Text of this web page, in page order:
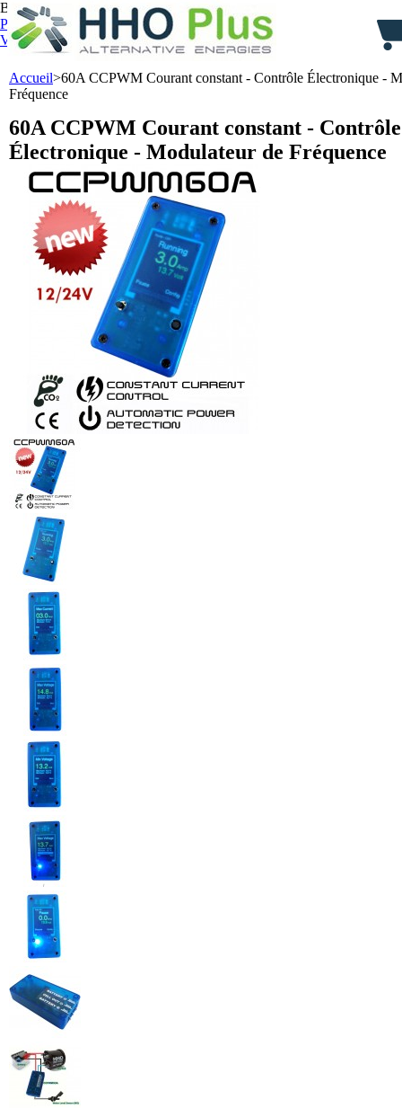
Bienvenue,
identifiez-vous
Panier : 0 produit produits
(vide)
Votre compte
Accueil>60A CCPWM Courant constant - Contrôle Électronique -
Fréquence
60A CCPWM Courant constant - Contrôle
Électronique - Modulateur de Fréquence